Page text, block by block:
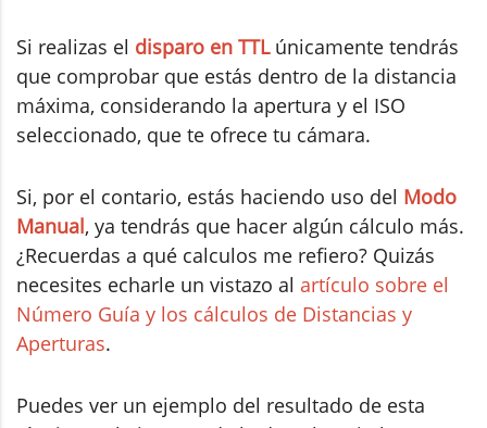
Si realizas el disparo en TTLúnicamente tendrás
que comprobar que estás dentro de la distancia
máxima, considerando la apertura y el ISO
seleccionado, que te ofrece tu cámara.
Si, por el contario, estás haciendo uso del Modo
Manual, ya tendrás que hacer algún cálculo más.
¿Recuerdas a qué calculos me refiero? Quizás
necesites echarle un vistazo al artículo sobre el
Número Guía y los cálculos de Distancias y
Aperturas.
Puedes ver un ejemplo del resultado de esta